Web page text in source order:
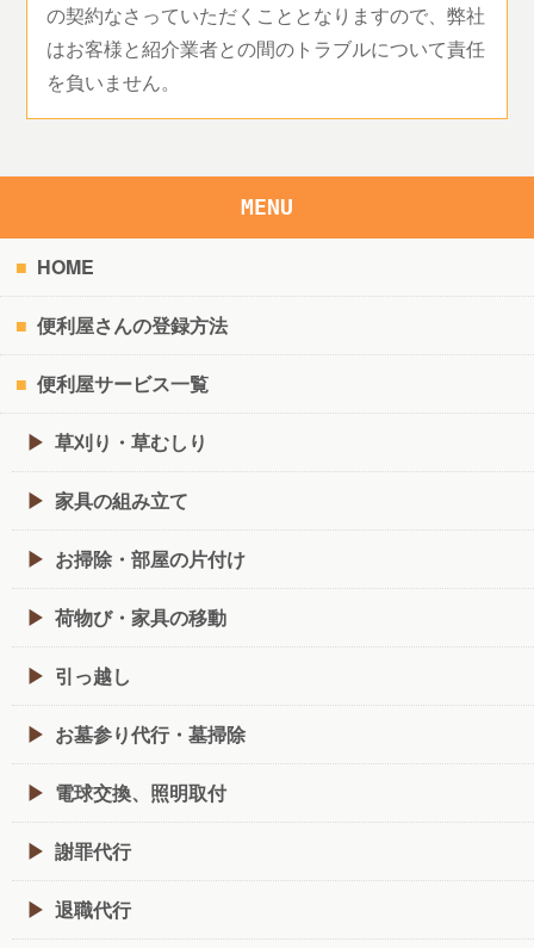
の契約なさっていただくこととなりますので、弊社
はお客様と紹介業者との間のトラブルについて責任
を負いません。
MENU
HOME
便利屋さんの登録方法
便利屋サービス一覧
草刈り・草むしり
家具の組み立て
お掃除・部屋の片付け
荷物び・家具の移動
引っ越し
お墓参り代行・墓掃除
電球交換、照明取付
謝罪代行
退職代行